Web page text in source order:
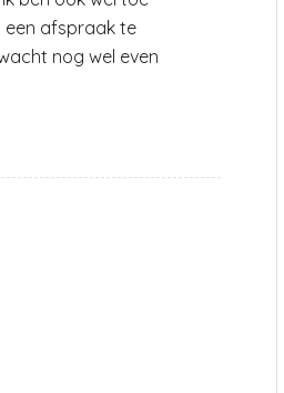
een afspraak te
nog wel even